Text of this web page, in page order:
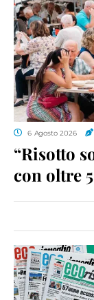
6 Agosto 2026
“Risotto
con oltre